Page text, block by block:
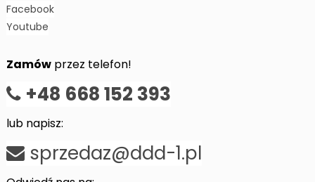
Facebook
Youtube
Zamów przez telefon!
+48 668 152 393
lub napisz:
sprzedaz@ddd-1.pl